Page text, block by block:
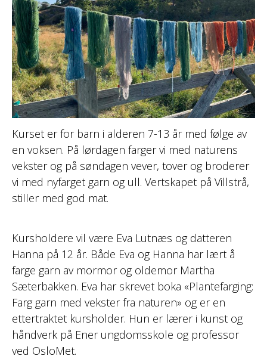
Kurset er for barn i alderen 7-13 år med følge av
en voksen. På lørdagen farger vi med naturens
vekster og på søndagen vever, tover og broderer
vi med nyfarget garn og ull. Vertskapet på Villstrå,
stiller med god mat.
Kursholdere vil være Eva Lutnæs og datteren
Hanna på 12 år. Både Eva og Hanna har lært å
farge garn av mormor og oldemor Martha
Sæterbakken. Eva har skrevet boka «Plantefarging:
Farg garn med vekster fra naturen» og er en
ettertraktet kursholder. Hun er lærer i kunst og
håndverk på Ener ungdomsskole og professor
ved OsloMet.